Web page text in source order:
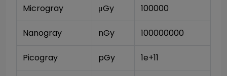
Microgray μGy 100000
Nanogray nGy 100000000
Picogray pGy 1e+11